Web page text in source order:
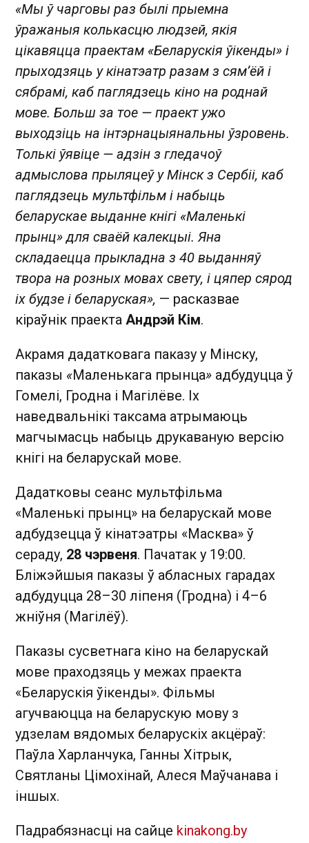
«Мы ў чарговы раз былі прыемна
ўражаныя колькасцю людзей, якія
цікавяцца праектам «Беларускія ўікенды» і
прыходзяць у кінатэатр разам з сям’ёй і
сябрамі, каб паглядзець кіно на роднай
мове. Больш за тое — праект ужо
выходзіць на інтэрнацыянальны ўзровень.
Толькі ўявіце — адзін з гледачоў
адмыслова прыляцеў у Мінск з Сербіі, каб
паглядзець мультфільм і набыць
беларускае выданне кнігі «Маленькі
прынц» для сваёй калекцыі. Яна
складаецца прыкладна з 40 выданняў
твора на розных мовах свету, і цяпер сярод
іх будзе і беларуская», — расказвае
кіраўнік праекта Андрэй Кім.
Акрамя дадатковага паказу у Мінску,
паказы «Маленькага прынца» адбудуцца ў
Гомелі, Гродна і Магілёве. Іх
наведвальнікі таксама атрымаюць
магчымасць набыць друкаваную версію
кнігі на беларускай мове.
Дадатковы сеанс мультфільма
«Маленькі прынц» на беларускай мове
адбудзецца ў кінатэатры «Масква» ў
сераду, 28 чэрвеня. Пачатак у 19:00.
Бліжэйшыя паказы ў абласных гарадах
адбудуцца 28–30 ліпеня (Гродна) і 4–6
жніўня (Магілёў).
Паказы сусветнага кіно на беларускай
мове праходзяць у межах праекта
«Беларускія ўікенды». Фільмы
агучваюцца на беларускую мову з
удзелам вядомых беларускіх акцёраў:
Паўла Харланчука, Ганны Хітрык,
Святланы Цімохінай, Алеся Маўчанава і
іншых.
Падрабязнасці на сайце kinakong.by